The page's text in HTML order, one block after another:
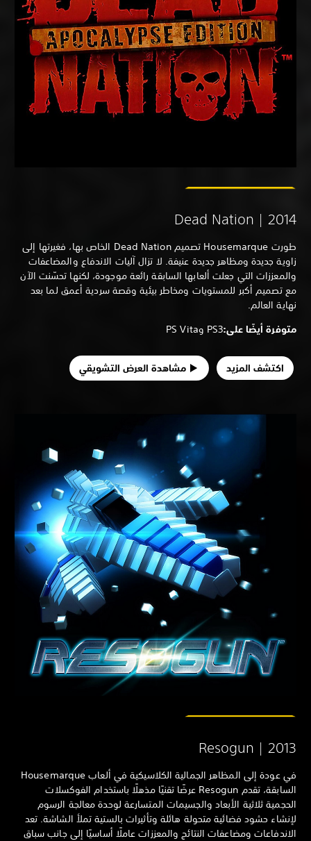
Dead Nation |
طورت Housemarque تصميم Dead Nation الخاص بها، فغيرتها إلى
جديدة ومظاهر جديدة عنيفة. لا تزال آليات الاندفاع والمضاعفات
التي جعلت ألعابها السابقة رائعة موجودة، لكنها تحسّنت الآن
تصميم أكبر للمستويات ومخاطر بيئية وقصة سردية أعمق لما بعد
العالم.
أيضًا على: PS3 وPS Vita
اكتشف المزيد مشاهدة العرض التشويقي
Resogun |
في عودة إلى المظاهر الجمالية الكلاسيكية في ألعاب Housemarque
السابقة، تقدم Resogun عرضًا تقنيًا مذهلًا باستخدام الفوكسلات
ثلاثية الأبعاد والجسيمات المتسارعة لوحدة معالجة الرسوم
حشود فضائية متحولة هائلة وتأثيرات بالستية تملأ الشاشة. تعد
ومضاعفات النتائج والمعززات عاملًا أساسيًا إلى جانب سباق